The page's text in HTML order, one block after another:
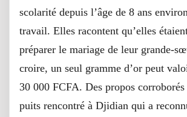
scolarité depuis l’âge de 8 ans
travail. Elles racontent qu’elles
préparer le mariage de leur grande-
croire, un seul gramme d’or peut
30 000 FCFA. Des propos
puits rencontré à Djidian qui a